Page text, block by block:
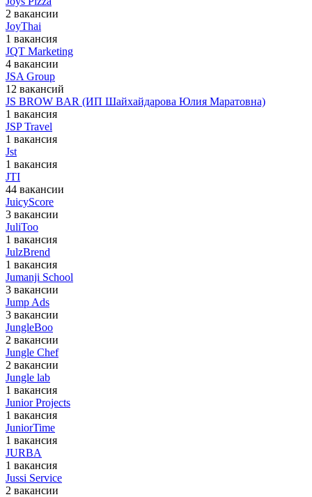
2 вакансии
JoyThai
1 вакансия
JQT Marketing
4 вакансии
JSA Group
12 вакансий
JS BROW BAR (ИП Шайхайдарова Юлия Маратовна)
1 вакансия
JSP Travel
1 вакансия
Jst
1 вакансия
JTI
44 вакансии
JuicyScore
3 вакансии
JuliToo
1 вакансия
JulzBrend
1 вакансия
Jumanji School
3 вакансии
Jump Ads
3 вакансии
JungleBoo
2 вакансии
Jungle Chef
2 вакансии
Jungle lab
1 вакансия
Junior Projects
1 вакансия
JuniorTime
1 вакансия
JURBA
1 вакансия
Jussi Service
2 вакансии